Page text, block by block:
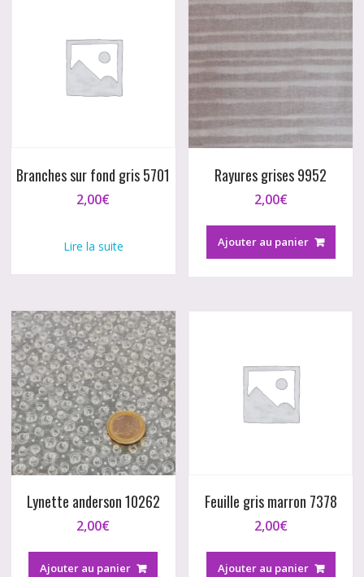
Branches sur fond gris 5701
2,00€
Lire la suite
Rayures grises 9952
2,00€
Ajouter au panier
Lynette anderson 10262
2,00€
Ajouter au panier
Feuille gris marron 7378
2,00€
Ajouter au panier